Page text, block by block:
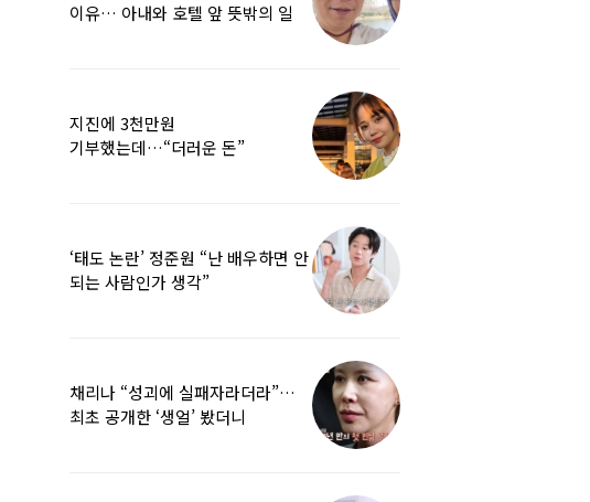
이유… 아내와 호텔 앞 뜻밖의 일
지진에 3천만원
기부했는데…“더러운 돈”
‘태도 논란’ 정준원 “난 배우하면 안
되는 사람인가 생각”
채리나 “성괴에 실패자라더라”…
최초 공개한 ‘생얼’ 봤더니